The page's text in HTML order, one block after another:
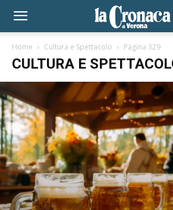
Home Cultura e Spettacolo Pagina 329
CULTURA E